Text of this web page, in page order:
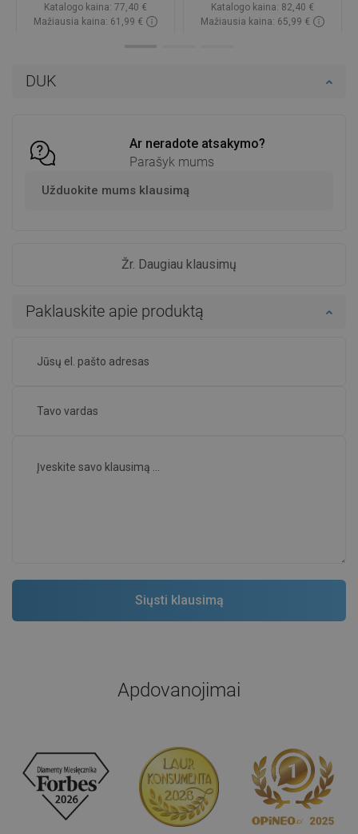
DUK
Ar neradote atsakymo?
Parašyk mums
Užduokite mums klausimą
Žr. Daugiau klausimų
Paklauskite apie produktą
Katalogo kaina: 77,40 €
Mažiausia kaina: 61,99 €
Katalogo kaina: 82,40 €
Mažiausia kaina: 65,99 €
Apdovanojimai